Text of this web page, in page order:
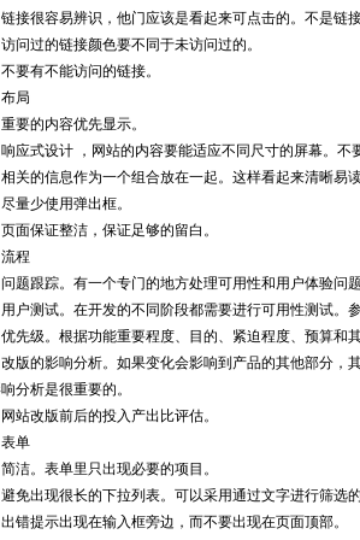
很容易辨识，他门应该是看起来可点击的。不是链接
过的链接颜色要不同于未访问过的。
有不能访问的链接。
局
的内容优先显示。
式设计 ，网站的内容要能适应不同尺寸的屏幕。不
的信息作为一个组合放在一起。这样看起来清晰易读
少使用弹出框。
保证整洁，保证足够的留白。
程
跟踪。有一个专门的地方处理可用性和用户体验问题
测试。在开发的不同阶段都需要进行可用性测试。参
级。根据功能重要程度、目的、紧迫程度、预算和其
的影响分析。如果变化会影响到产品的其他部分，
分析是很重要的。
改版前后的投入产出比评估。
单
。表单里只出现必要的项目。
出现很长的下拉列表。可以采用通过文字进行筛选的
提示出现在输入框旁边，而不要出现在页面顶部。